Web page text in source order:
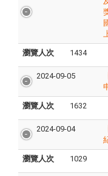
瀏覽人次 1434
2024-09-05
瀏覽人次 1632
2024-09-04
瀏覽人次 1029